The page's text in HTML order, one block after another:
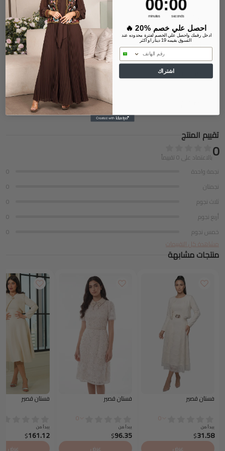
القياس
XL, M, L, 2XL
الأكمام
مكشوف الكتفين
متعدد المناسبات
ياقة قميص
تقييم المنتج
0بالاعتماد على 0 تقييماً
نجمة واحدة
0
نجمتان
0
ثلاث نجوم
0
أربع نجوم
0
خمس نجوم
0
مشاهدة كل التقييمات
منتجات مشابهة
فستان قصير
0
يبدأ من
31.58
$
عرض
فستان قصير
0
يبدأ من
96.35
$
عرض
فستان قصير
يبدأ من
161.12
$
عرض
00
minutes
:00
seconds
التسوق بقيمه 19 دينار او اكثر
اشتراك